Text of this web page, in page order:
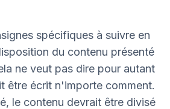
spécifiques à suivre en
du contenu présenté
ne veut pas dire pour autant
être écrit n'importe comment.
le contenu devrait être divisé